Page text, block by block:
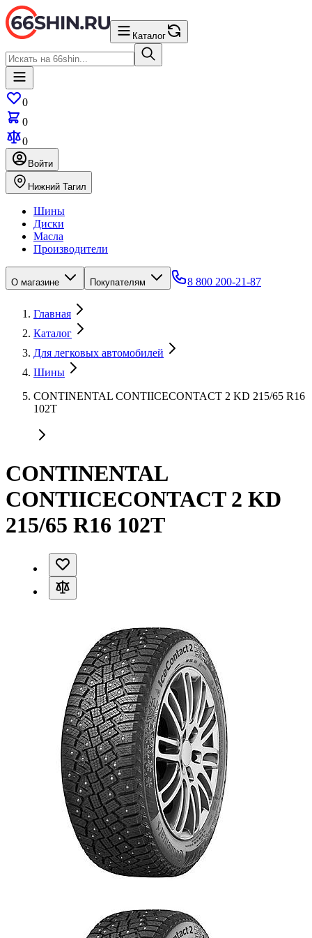
Каталог
0
0
0
Войти
Нижний Тагил
Шины
Диски
Масла
Производители
О магазине Покупателям 8 800 200-21-87
Главная
Каталог
Для легковых автомобилей
Шины
CONTINENTAL CONTIICECONTACT 2 KD 215/65 R16
102T
CONTINENTAL
CONTIICECONTACT 2 KD
215/65 R16 102T